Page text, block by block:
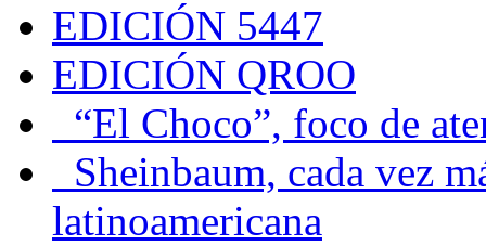
EDICIÓN 5447
EDICIÓN QROO
“El Choco”, foco de
Sheinbaum, cada vez
latinoamericana